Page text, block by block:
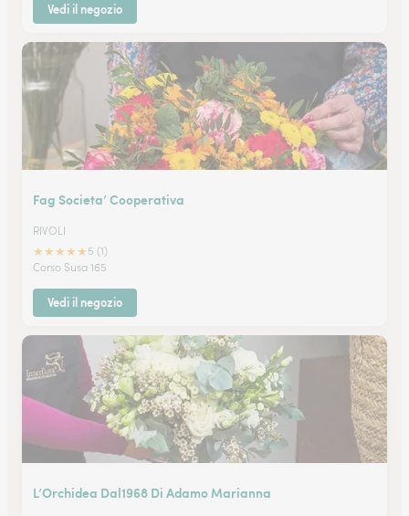
Vedi il negozio
Fag Societa’ Cooperativa
RIVOLI
★★★★★ 5 (1)
Corso Susa 165
Vedi il negozio
L’Orchidea Dal1968 Di Adamo Marianna